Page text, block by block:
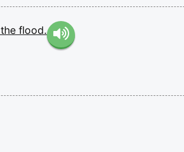
the flood.